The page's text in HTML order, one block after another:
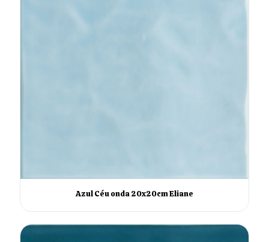
Azul Céu onda 20x20cm Eliane